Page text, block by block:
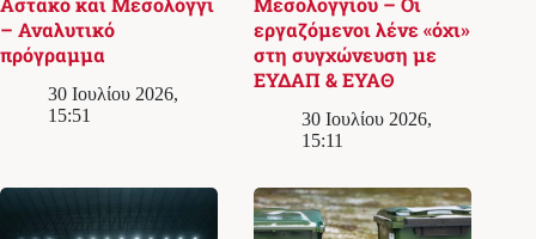
– Αναλυτικό
πρόγραμμα
30 Ιουλίου 2026,
15:51
εργαζόμενοι λένε «όχι»
στη συγχώνευση με
ΕΥΔΑΠ & ΕΥΑΘ
30 Ιουλίου 2026,
15:11